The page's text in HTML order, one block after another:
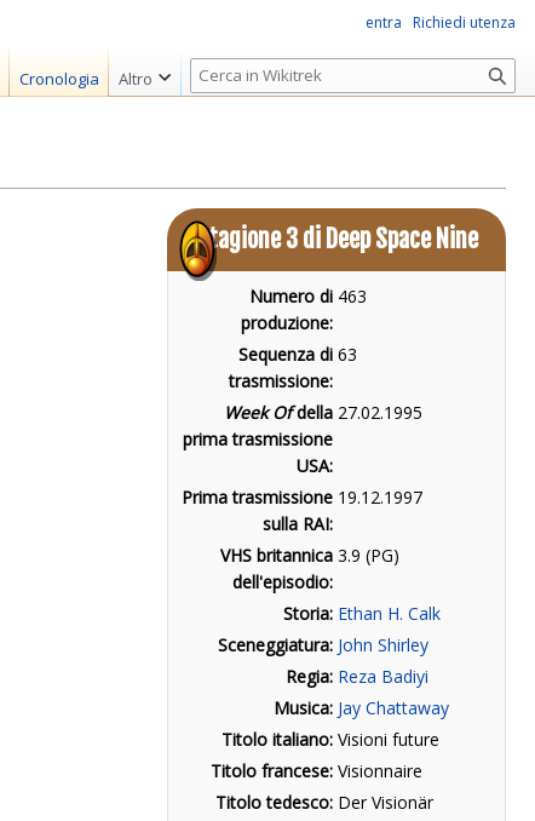
Stagione 3 di Deep Space Nine
Numero di
produzione:
463
Sequenza di
trasmissione:
63
Week Ofdella
prima trasmissione
USA:
27.02.1995
Prima trasmissione
sulla RAI:
19.12.1997
VHS britannica
dell'episodio:
3.9 (PG)
Storia: Ethan H. Calk
Sceneggiatura: John Shirley
Regia: Reza Badiyi
Musica: Jay Chattaway
Titolo italiano: Visioni future
Titolo francese: Visionnaire
Titolo tedesco: Der Visionär
entra Richiedi utenza
Cronologia Altro
R
i
r
c
a